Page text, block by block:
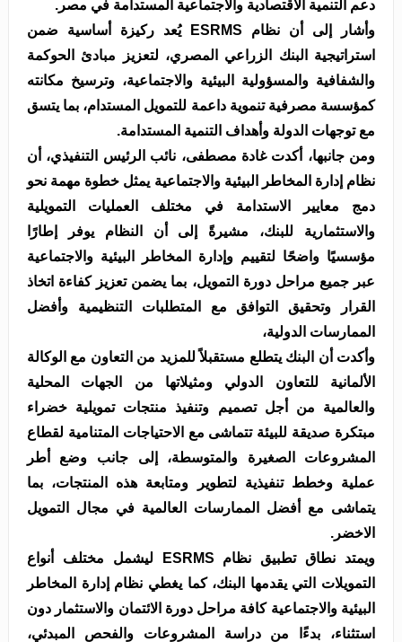
دعم التنمية الاقتصادية والاجتماعية المستدامة في مصر.
وأشار إلى أن نظام ESRMS يُعد ركيزة أساسية ضمن
استراتيجية البنك الزراعي المصري، لتعزيز مبادئ الحوكمة
والشفافية والمسؤولية البيئية والاجتماعية، وترسيخ مكانته
كمؤسسة مصرفية تنموية داعمة للتمويل المستدام، بما يتسق
مع توجهات الدولة وأهداف التنمية المستدامة.
ومن جانبها، أكدت غادة مصطفى، نائب الرئيس التنفيذي، أن
نظام إدارة المخاطر البيئية والاجتماعية يمثل خطوة مهمة نحو
دمج معايير الاستدامة في مختلف العمليات التمويلية
والاستثمارية للبنك، مشيرةً إلى أن النظام يوفر إطارًا
مؤسسيًا واضحًا لتقييم وإدارة المخاطر البيئية والاجتماعية
عبر جميع مراحل دورة التمويل، بما يضمن تعزيز كفاءة اتخاذ
القرار وتحقيق التوافق مع المتطلبات التنظيمية وأفضل
الممارسات الدولية،
وأكدت أن البنك يتطلع مستقبلاً للمزيد من التعاون مع الوكالة
الألمانية للتعاون الدولي ومثيلاتها من الجهات المحلية
والعالمية من أجل تصميم وتنفيذ منتجات تمويلية خضراء
مبتكرة صديقة للبيئة تتماشى مع الاحتياجات المتنامية لقطاع
المشروعات الصغيرة والمتوسطة، إلى جانب وضع أطر
عملية وخطط تنفيذية لتطوير ومتابعة هذه المنتجات، بما
يتماشى مع أفضل الممارسات العالمية في مجال التمويل
الاخضر.
ويمتد نطاق تطبيق نظام ESRMS ليشمل مختلف أنواع
التمويلات التي يقدمها البنك، كما يغطي نظام إدارة المخاطر
البيئية والاجتماعية كافة مراحل دورة الائتمان والاستثمار دون
استثناء، بدءًا من دراسة المشروعات والفحص المبدئي،